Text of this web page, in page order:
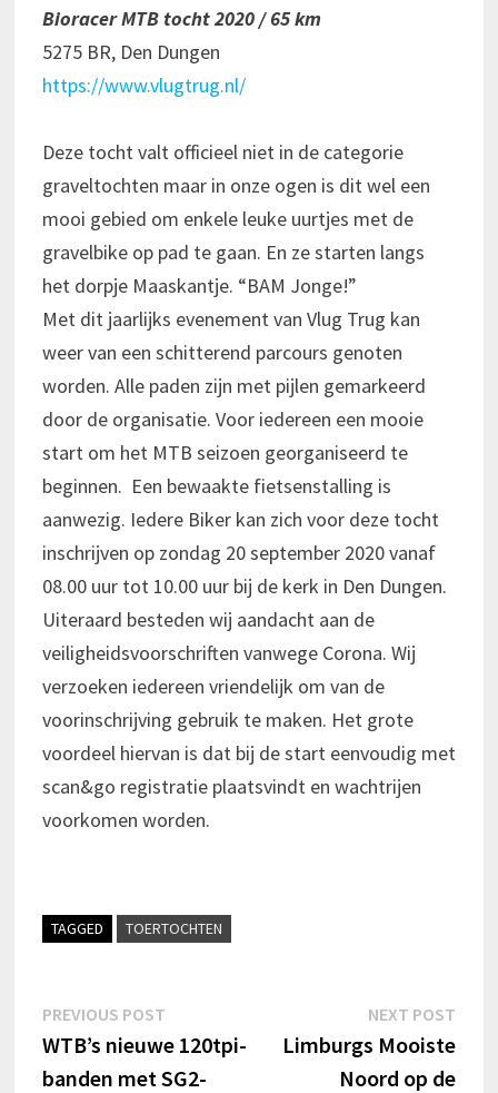
Bioracer MTB tocht 2020 / 65 km
5275 BR, Den Dungen
https://www.vlugtrug.nl/
Deze tocht valt officieel niet in de categorie
graveltochten maar in onze ogen is dit wel een
mooi gebied om enkele leuke uurtjes met de
gravelbike op pad te gaan. En ze starten langs
het dorpje Maaskantje. “BAM Jonge!”
Met dit jaarlijks evenement van Vlug Trug kan
weer van een schitterend parcours genoten
worden. Alle paden zijn met pijlen gemarkeerd
door de organisatie. Voor iedereen een mooie
start om het MTB seizoen georganiseerd te
beginnen. Een bewaakte fietsenstalling is
aanwezig. Iedere Biker kan zich voor deze tocht
inschrijven op zondag 20 september 2020 vanaf
08.00 uur tot 10.00 uur bij de kerk in Den Dungen.
Uiteraard besteden wij aandacht aan de
veiligheidsvoorschriften vanwege Corona. Wij
verzoeken iedereen vriendelijk om van de
voorinschrijving gebruik te maken. Het grote
voordeel hiervan is dat bij de start eenvoudig met
scan&go registratie plaatsvindt en wachtrijen
voorkomen worden.
TAGGED TOERTOCHTEN
Bericht
navigatie
PREVIOUS POSTPrevious
post:
WTB’s nieuwe 120tpi-
banden met SG2-
NEXT POST
post:
Limburgs Mooiste
Noord op de